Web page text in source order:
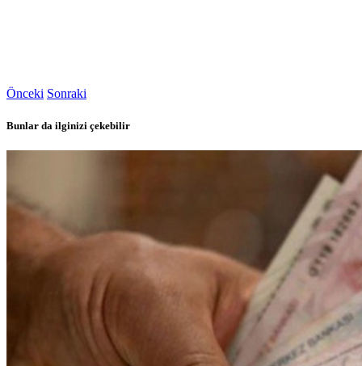
Önceki Sonraki
Bunlar da ilginizi çekebilir